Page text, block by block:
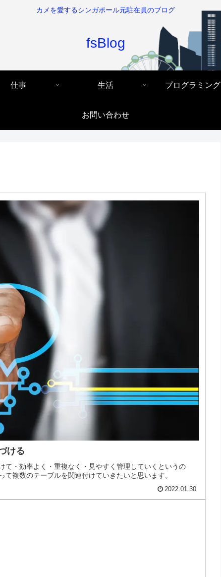
カメを愛するシンガポール元駐在員のブログ
fsBlog
仕事 生活 プログラミング
お問い合わせ
ける
て・効率よく・重複なく・見やすく管理していくというの
複数のテーブルを関連付けていきたいと思います。
2022.01.30